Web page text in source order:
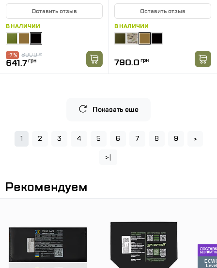
Оставить отзыв
В НАЛИЧИИ
690.0грн
-7 %
641.7грн
Оставить отзыв
В НАЛИЧИИ
790.0 грн
Показать еще
1 2 3 4 5 6 7 8 9
>
>|
Рекомендуем